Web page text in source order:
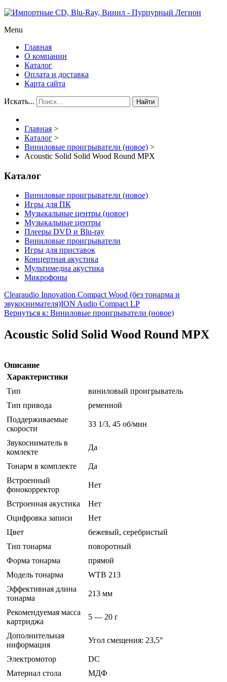
Menu
Главная
О компании
Каталог
Оплата и доставка
Карта сайта
Искать... Найти
Главная >
Каталог >
Виниловые проигрыватели (новое) >
Acoustic Solid Solid Wood Round MPX
Каталог
Виниловые проигрыватели (новое)
Игры для ПК
Музыкальные центры (новое)
Музыкальные центры
Плееры DVD и Blu-ray
Виниловые проигрыватели
Игры для приставок
Концертная акустика
Мультимедиа акустика
Микрофоны
Clearaudio Innovation Compact Wood (без тонарма и
звукоснимателя)ION Audio Compact LP
Вернуться к: Виниловые проигрыватели (новое)
Acoustic Solid Solid Wood Round MPX
Описание
Характеристики
Тип
виниловый проигрыватель
Тип привода
ременной
Поддерживаемые
скорости
33 1/3, 45 об/мин
Звукосниматель в
комлекте
Да
Тонарм в комплекте
Да
Встроенный
фонокорректор
Нет
Встроенная акустика
Нет
Оцифровка записи
Нет
Цвет
бежевый, серебристый
Тип тонарма
поворотный
Форма тонарма
прямой
Модель тонарма
WTB 213
Эффективная длина
тонарма
213 мм
Рекомендуемая масса
картриджа
5 — 20 г
Дополнительная
информация
Угол смещения: 23,5°
Электромотор
DC
Материал стола
МДФ